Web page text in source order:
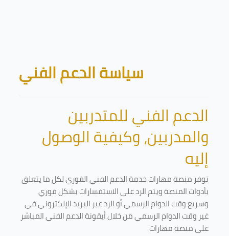
Blocks
سياسة الدعم الفني
الدعم الفني للمتدربين
والمدربين، وكيفية الوصول
إليه
توفر منصة مهارات خدمة الدعم الفني الفوري لكل ما يتعلق
بأدوات المنصة ويتم الرد على الاستفسارات بشكل فوري
وسريع وقت الدوام الرسمي أو الرد عبر البريد الإلكتروني في
غير وقت الدوام الرسمي من خلال أيقونة الدعم الفني المباشر
على منصة مهارات